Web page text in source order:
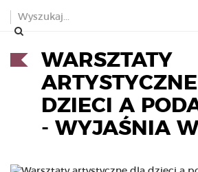
WARSZTATY
DZIECI A
- WYJAŚNIA